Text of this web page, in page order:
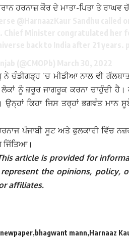
ਹਰਨਾਜ਼ ਕੌਰ ਦੇ ਮਾਤਾ-ਪਿਤਾ ਤੇ ਰਾਘਵ
ਚੰਡੀਗੜ੍ਹ ‘ਚ ਮੀਡੀਆ ਨਾਲ ਵੀ
ਨੂੰ ਜ਼ਰੂਰ ਜਾਗਰੂਕ ਕਰਨਾ ਚਾਹੁੰਦੀ
ਉਨ੍ਹਾਂ ਕਿਹਾ ਜਿਸ ਤਰ੍ਹਾਂ ਭਗਵੰਤ
ਪੰਜਾਬੀ ਸੂਟ ਅਤੇ ਫੁਲਕਾਰੀ ਵਿੱਚ
article is provided for
the opinions, policy,
affiliates.
bhagwant mann Harnaaz